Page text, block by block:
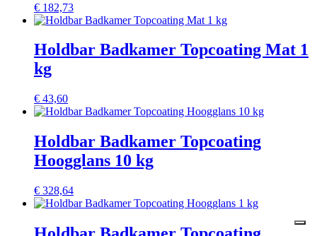
€ 182,73
Holdbar Badkamer Topcoating Mat 1
kg
€ 43,60
Holdbar Badkamer Topcoating
Hoogglans 10 kg
€ 328,64